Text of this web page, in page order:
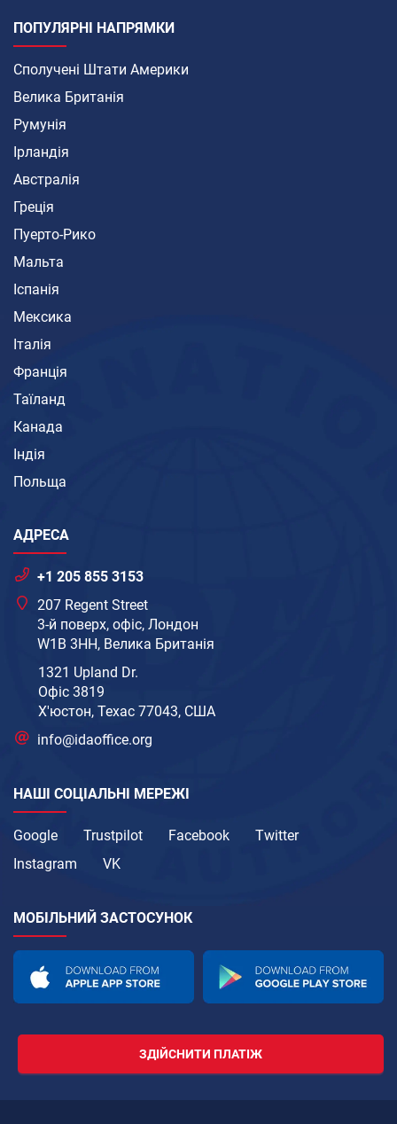
ПОПУЛЯРНІ НАПРЯМКИ
Сполучені Штати Америки
Велика Британія
Румунія
Ірландія
Австралія
Греція
Пуерто-Рико
Мальта
Іспанія
Мексика
Італія
Франція
Таїланд
Канада
Індія
Польща
АДРЕСА
+1 205 855 3153
207 Regent Street
3-й поверх, офіс, Лондон
W1B 3HH, Велика Британія
1321 Upland Dr.
Офіс 3819
Х'юстон, Техас 77043, США
info@idaoffice.org
НАШІ СОЦІАЛЬНІ МЕРЕЖІ
Google Trustpilot Facebook
Twitter
Instagram
VK
МОБІЛЬНИЙ ЗАСТОСУНОК
ЗДІЙСНИТИ ПЛАТІЖ